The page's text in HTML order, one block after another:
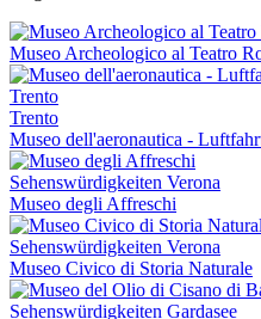
Museo Archeologico al Teatro
Trento
Museo dell'aeronautica -
Sehenswürdigkeiten Verona
Museo degli Affreschi
Sehenswürdigkeiten Verona
Museo Civico di Storia Naturale
Sehenswürdigkeiten Gardasee